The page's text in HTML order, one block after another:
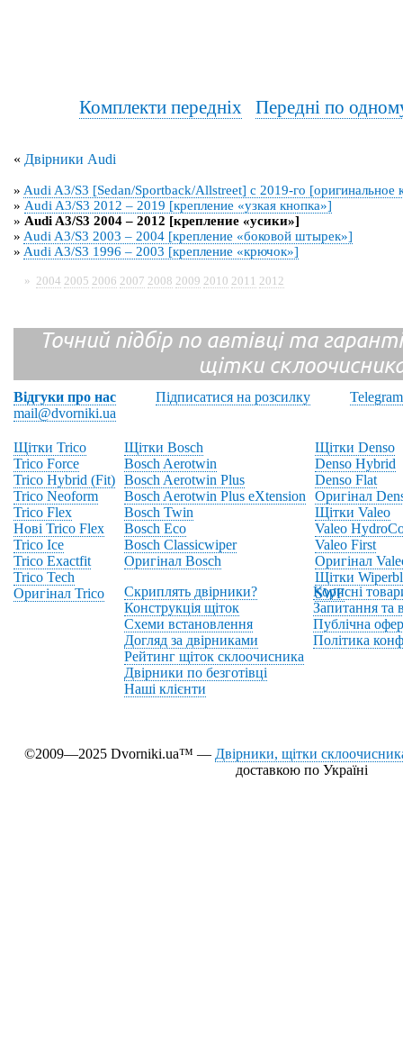
Комплекти передніх Передні по
« Двірники Audi
» Audi A3/S3 [Sedan/Sportback/Allstreet] с 2019-го [оригинальное
» Audi A3/S3 2012 – 2019 [крепление «узкая кнопка»]
» Audi A3/S3 2004 – 2012 [крепление «усики»]
» Audi A3/S3 2003 – 2004 [крепление «боковой штырек»]
» Audi A3/S3 1996 – 2003 [крепление «крючок»]
» 2004 2005 2006 2007 2008 2009 2010 2011 2012
Точний підбір по автівці та
щітки
Відгуки про нас Підписатися на розсилку
Telegram
mail@dvorniki.ua
Щітки Trico
Trico Force
Trico Hybrid (Fit)
Trico Neoform
Trico Flex
Нові Trico Flex
Trico Ice
Trico Exactfit
Trico Tech
Оригінал Trico
Щітки Bosch
Bosch Aerotwin
Bosch Aerotwin Plus
Bosch Aerotwin Plus eXtension
Bosch Twin
Bosch Eco
Bosch Classicwiper
Оригінал Bosch
Щітки Denso
Denso Hybrid
Denso Flat
Оригінал
Щітки Valeo
Valeo
Valeo First
Оригінал
Щітки
SWF
Скриплять двірники?
Конструкція щіток
Схеми встановлення
Догляд за двірниками
Рейтинг щіток склоочисника
Двірники по безготівці
Наші клієнти
Корисні
Запитання та
Публічна
Політика
©2009—2025 Dvorniki.ua™ — Двірники, щітки
доставкою по Україні